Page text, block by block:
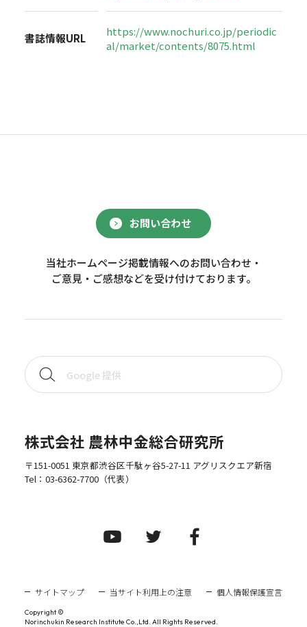
書誌情報URL
https://www.nochuri.co.jp/periodic
al/market/contents/8075.html
お問い合わせ
当社ホームページ掲載情報へのお問い合わせ・
ご意見・ご感想などを受け付けております。
株式会社 農林中金総合研究所
〒151-0051 東京都渋谷区千駄ヶ谷5-27-11 アグリスクエア新宿
Tel： 03-6362-7700（代表）
サイトマップ 当サイト利用上の注意 個人情報保護宣言
Copyright ©
Norinchukin Research Institute Co.,Ltd. All Rights Reserved.